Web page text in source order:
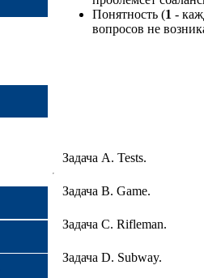
Понятность (1 -
вопросов не
Задача A. Tests.
Задача B. Game.
Задача C. Rifleman.
Задача D. Subway.